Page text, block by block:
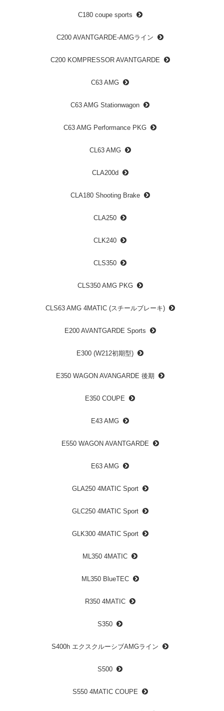
C180 coupe sports
C200 AVANTGARDE-AMGライン
C200 KOMPRESSOR AVANTGARDE
C63 AMG
C63 AMG Stationwagon
C63 AMG Performance PKG
CL63 AMG
CLA200d
CLA180 Shooting Brake
CLA250
CLK240
CLS350
CLS350 AMG PKG
CLS63 AMG 4MATIC (スチールブレーキ)
E200 AVANTGARDE Sports
E300 (W212初期型)
E350 WAGON AVANGARDE 後期
E350 COUPE
E43 AMG
E550 WAGON AVANTGARDE
E63 AMG
GLA250 4MATIC Sport
GLC250 4MATIC Sport
GLK300 4MATIC Sport
ML350 4MATIC
ML350 BlueTEC
R350 4MATIC
S350
S400h エクスクルーシブAMGライン
S500
S550 4MATIC COUPE